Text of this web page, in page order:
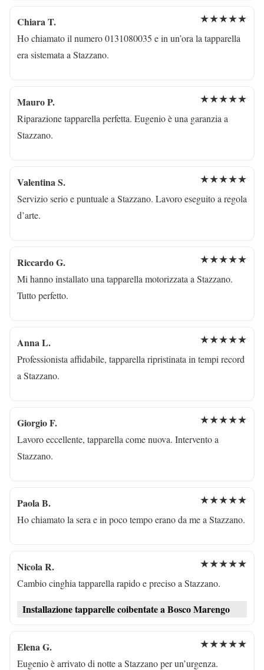
Chiara T. ★★★★★
Ho chiamato il numero 0131080035 e in un’ora la tapparella
era sistemata a Stazzano.
Mauro P. ★★★★★
Riparazione tapparella perfetta. Eugenio è una garanzia a
Stazzano.
Valentina S. ★★★★★
Servizio serio e puntuale a Stazzano. Lavoro eseguito a regola
d’arte.
Riccardo G. ★★★★★
Mi hanno installato una tapparella motorizzata a Stazzano.
Tutto perfetto.
Anna L. ★★★★★
Professionista affidabile, tapparella ripristinata in tempi record
a Stazzano.
Giorgio F. ★★★★★
Lavoro eccellente, tapparella come nuova. Intervento a
Stazzano.
Paola B. ★★★★★
Ho chiamato la sera e in poco tempo erano da me a Stazzano.
Nicola R. ★★★★★
Cambio cinghia tapparella rapido e preciso a Stazzano.
Installazione tapparelle coibentate a Bosco Marengo
Elena G. ★★★★★
Eugenio è arrivato di notte a Stazzano per un’urgenza.